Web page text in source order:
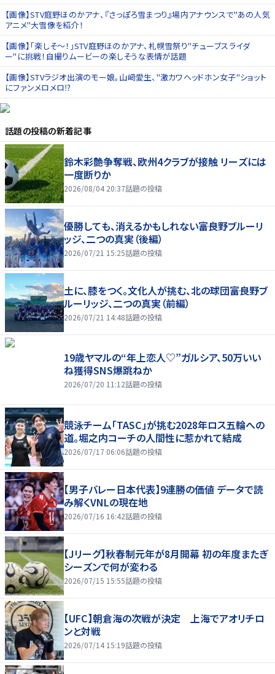
【画像】STV庭野ほのかアナ、『さっぽろ雪まつり』場内アナウンスで"あの人気
アニメ"大雪像を紹介！
【画像】「楽しそ～！」STV庭野ほのかアナ、札幌雪祭り"チューブスライダ
ー"に挑戦！自撮りムービーの楽しそうな表情が話題
【画像】STVラジオ出演のモー娘。山﨑愛生、"激カワヘッドホン女子"ショット
にファンメロメロ⁉
話題の投稿の新着記事
鈴木彩艶争奪戦、欧州4クラブが接触 リーズには
一度断りか
2026/08/04 20:37話題の投稿
優勝しても、消えるかもしれない――富良野ブルーリ
ッジ、二つの真実（後編）
2026/07/21 15:25話題の投稿
土に、膝をつく。文化人が挑む、北の球団――富良野ブ
ルーリッジ、二つの真実（前編）
2026/07/21 14:48話題の投稿
19歳ヤマルの“年上恋人♡”ガルシア、50万いい
ね獲得SNS爆跳ねか
2026/07/20 11:12話題の投稿
競泳チーム「TASC」が挑む2028年ロス五輪への
道。堀之内コーチの人間性に惹かれて結成
2026/07/17 06:06話題の投稿
【男子バレー日本代表】9連勝の価値 データで読
み解くVNLの現在地
2026/07/16 16:42話題の投稿
【Jリーグ】秋春制元年が8月開幕 初の年度またぎ
シーズンで何が変わる
2026/07/15 15:55話題の投稿
【UFC】朝倉海の次戦が決定 上海でアオリチロ
ンと対戦
2026/07/14 15:19話題の投稿